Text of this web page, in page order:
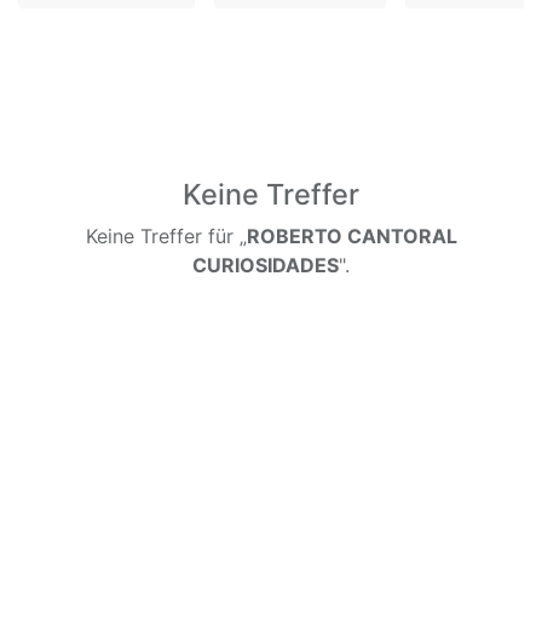
Keine Treffer
Keine Treffer für „ROBERTO CANTORAL
CURIOSIDADES".